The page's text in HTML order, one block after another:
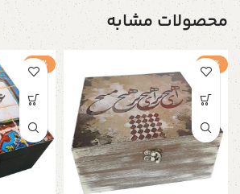
محصولات مشابه
-4%
-4%